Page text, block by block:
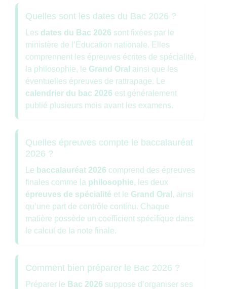
Quelles sont les dates du Bac 2026 ?
Les dates du Bac 2026 sont fixées par le
ministère de l’Éducation nationale. Elles
comprennent les épreuves écrites de spécialité,
la philosophie, le Grand Oral ainsi que les
éventuelles épreuves de rattrapage. Le
calendrier du bac 2026 est généralement
publié plusieurs mois avant les examens.
Quelles épreuves compte le baccalauréat
2026 ?
Le baccalauréat 2026 comprend des épreuves
finales comme la philosophie, les deux
épreuves de spécialité et le Grand Oral , ainsi
qu’une part de contrôle continu. Chaque
matière possède un coefficient spécifique dans
le calcul de la note finale.
Comment bien préparer le Bac 2026 ?
Préparer le Bac 2026 suppose d’organiser ses